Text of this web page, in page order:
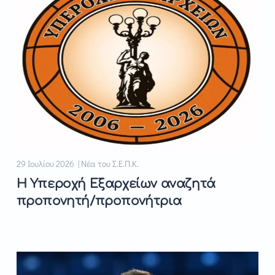
29 Ιουλίου 2026 | Νέα του Σ.Ε.Π.Κ.
Η Υπεροχή Εξαρχείων αναζητά
προπονητή/προπονήτρια